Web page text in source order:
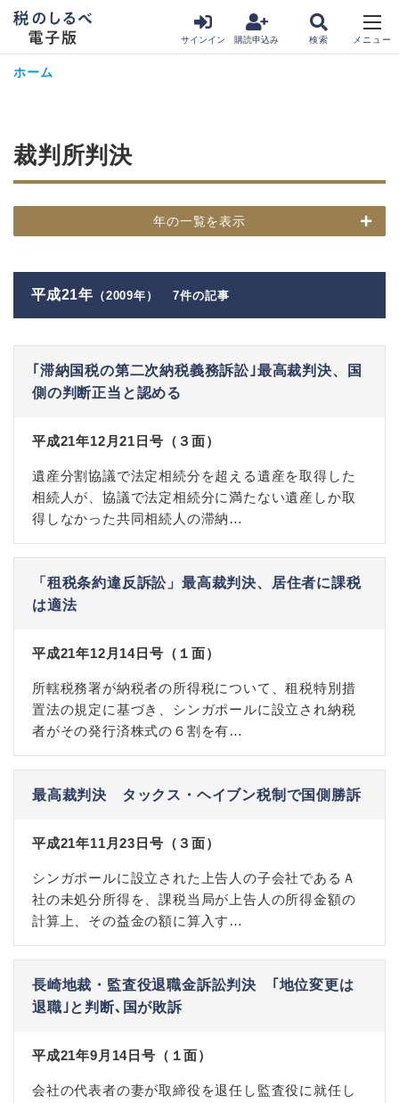
サインイン 購読申込み
ホーム
裁判所判決
年の一覧を表示
平成21年 （2009年） 7件の記事
｢滞納国税の第二次納税義務訴訟｣最高裁判決、国
側の判断正当と認める
平成21年12月21日号（３面）
遺産分割協議で法定相続分を超える遺産を取得した
相続人が、協議で法定相続分に満たない遺産しか取
得しなかった共同相続人の滞納…
「租税条約違反訴訟」最高裁判決、居住者に課税
は適法
平成21年12月14日号（１面）
所轄税務署が納税者の所得税について、租税特別措
置法の規定に基づき、シンガポールに設立され納税
者がその発行済株式の６割を有…
最高裁判決 タックス・ヘイブン税制で国側勝訴
平成21年11月23日号（３面）
シンガポールに設立された上告人の子会社であるＡ
社の未処分所得を、課税当局が上告人の所得金額の
計算上、その益金の額に算入す…
長崎地裁・監査役退職金訴訟判決 ｢地位変更は
退職｣と判断､国が敗訴
平成21年9月14日号（１面）
会社の代表者の妻が取締役を退任し監査役に就任し